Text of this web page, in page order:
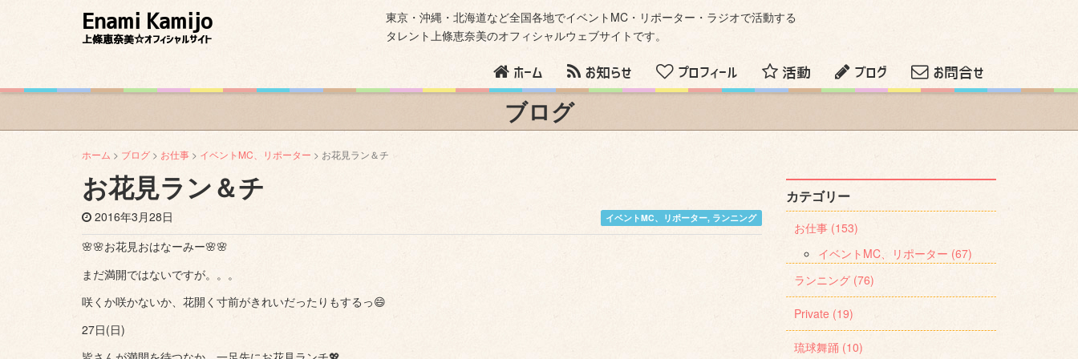
Enami Kamijo
上條恵奈美☆オフィシャルサイト
東京・沖縄・北海道など全国各地でイベントMC・リポーター・ラジオで活動する
タレント上條恵奈美のオフィシャルウェブサイトです。
ホーム お知らせ プロフィール 活動 ブログ お問合せ
ブログ
ホーム > ブログ > お仕事 > イベントMC、リポーター > お花見ラン＆チ
お花見ラン＆チ
2016年3月28日 イベントMC、リポーター, ランニング
🌸🌸お花見おはなーみー🌸🌸
まだ満開ではないですが。。。
咲くか咲かないか、花開く寸前がきれいだったりもするっ😄
27日(日)
カテゴリー
お仕事 (153)
イベントMC、リポーター (67)
ランニング (76)
Private (19)
琉球舞踊 (10)